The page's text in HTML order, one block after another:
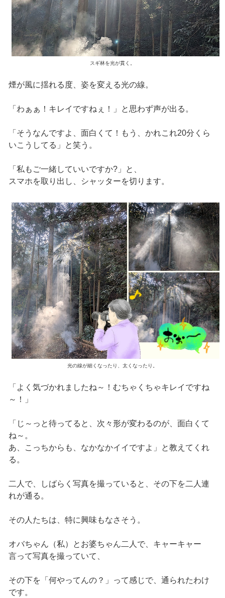
スギ林を光が貫く。
煙が風に揺れる度、姿を変える光の線。
「わぁぁ！キレイですねぇ！」と思わず声が出る。
「そうなんですよ、面白くて！もう、かれこれ20分くら
いこうしてる」と笑う。
「私もご一緒していいですか?」と、
スマホを取り出し、シャッターを切ります。
光の線が細くなったり、太くなったり。
「よく気づかれましたね～！むちゃくちゃキレイですね
～！」
「じ～っと待ってると、次々形が変わるのが、面白くて
ね～。
あ、こっちからも、なかなかイイですよ」と教えてくれ
る。
二人で、しばらく写真を撮っていると、その下を二人連
れが通る。
その人たちは、特に興味もなさそう。
オバちゃん（私）とお婆ちゃん二人で、キャーキャー
言って写真を撮っていて、
その下を「何やってんの？」って感じで、通られたわけ
です。